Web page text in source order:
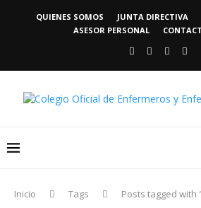
QUIENES SOMOS JUNTA DIRECTIVA
ASESOR PERSONAL
Inicio Tags Posts tagged